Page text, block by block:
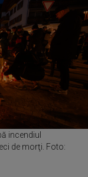
incendiul
de morţi. Foto: